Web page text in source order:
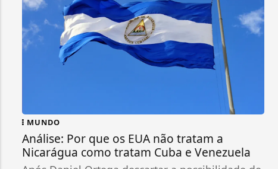
MUNDO
Análise: Por que os EUA não tratam a
Nicarágua como tratam Cuba e Venezuela